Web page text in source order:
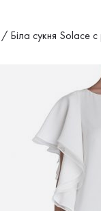
/ Біла сукня Solace